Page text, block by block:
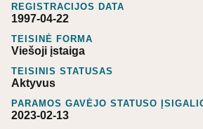
REGISTRACIJOS DATA
1997-04-22
TEISINĖ FORMA
Viešoji įstaiga
TEISINIS STATUSAS
Aktyvus
PARAMOS GAVĖJO STATUSO
2023-02-13